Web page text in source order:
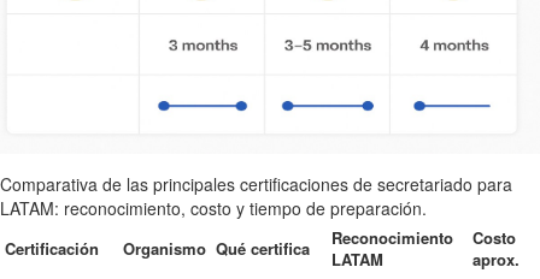
Comparativa de las principales certificaciones de secretariado para
LATAM: reconocimiento, costo y tiempo de preparación.
Certificación Organismo Qué certifica
Reconocimiento
LATAM
Costo
aprox.